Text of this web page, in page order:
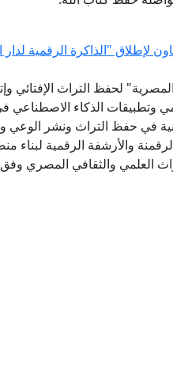
لإطلاق "الذاكرة الرقمية
لحفظ التراث الإفتائي
وتطبيقات الذكاء الاصطناعي
في حفظ التراث ونشر الوعي
والأرشفة الرقمية لبناء
العلمي والثقافي المصري وفق